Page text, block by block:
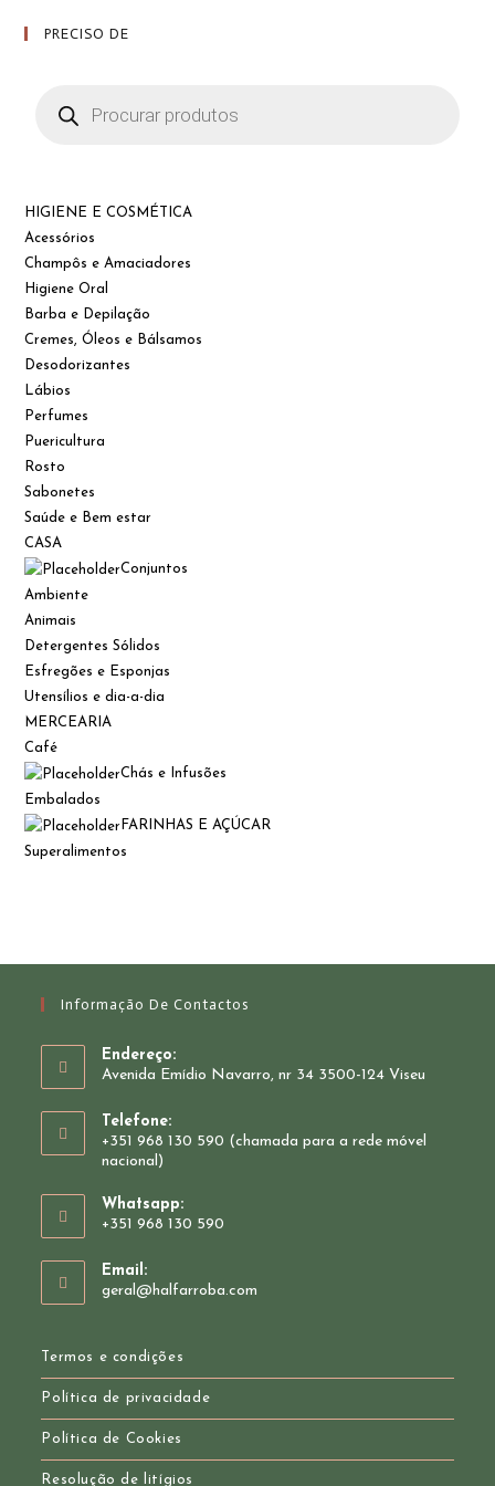
PRECISO DE
search
HIGIENE E COSMÉTICA
Acessórios
Champôs e Amaciadores
Higiene Oral
Barba e Depilação
Cremes, Óleos e Bálsamos
Desodorizantes
Lábios
Perfumes
Puericultura
Rosto
Sabonetes
Saúde e Bem estar
CASA
Conjuntos
Ambiente
Animais
Detergentes Sólidos
Esfregões e Esponjas
Utensílios e dia-a-dia
MERCEARIA
Café
Chás e Infusões
Embalados
FARINHAS E AÇÚCAR
Superalimentos
Informação De Contactos
Endereço:
Avenida Emídio Navarro, nr 34 3500-124 Viseu
Telefone:
+351 968 130 590 (chamada para a rede móvel
nacional)
Whatsapp:
+351 968 130 590
in
your
Email:
geral@halfarroba.com
Termos e condições
Política de privacidade
Política de Cookies
Resolução de litígios